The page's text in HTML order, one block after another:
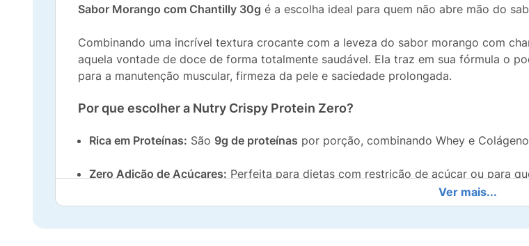
Sabor Morango com Chantilly 30g é a escolha ideal para quem não abre mão do
Combinando uma incrível textura crocante com a leveza do sabor morango com
aquela vontade de doce de forma totalmente saudável. Ela traz em sua fórmula o
para a manutenção muscular, firmeza da pele e saciedade prolongada.
Por que escolher a Nutry Crispy Protein Zero?
Rica em Proteínas: São 9g de proteínas por porção, combinando Whey e
Zero Adição de Açúcares: Perfeita para dietas com restrição de açúcar ou para
Ver mais...